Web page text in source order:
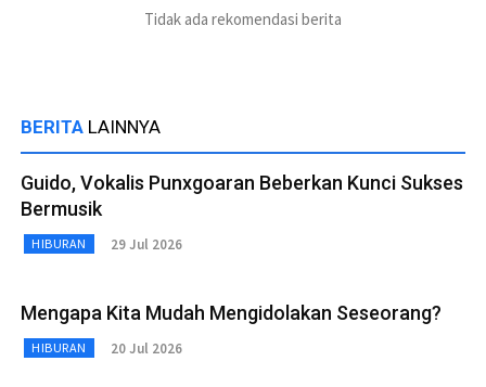
Tidak ada rekomendasi berita
BERITA LAINNYA
Guido, Vokalis Punxgoaran Beberkan Kunci Sukses
Bermusik
HIBURAN 29 Jul 2026
Mengapa Kita Mudah Mengidolakan Seseorang?
HIBURAN 20 Jul 2026